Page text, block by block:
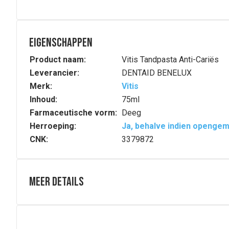
Eigenschappen
Product naam:
Vitis Tandpasta Anti-Cariës
Leverancier:
DENTAID BENELUX
Merk:
Vitis
Inhoud:
75ml
Farmaceutische vorm: Deeg
Herroeping:
Ja, behalve indien
CNK:
3379872
Meer details
Beschermt optimaal tegen cariës en gaat